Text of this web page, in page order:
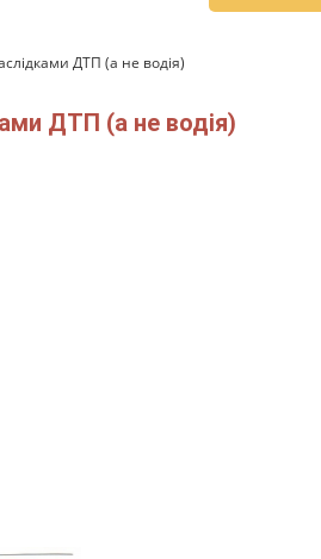
ДТП (а не водія)
ДТП (а не водія)